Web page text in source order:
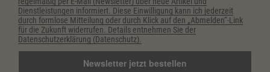
Dienstleistungen informiert. Diese Einwilligung kann ich jederzeit
durch formlose Mitteilung oder durch Klick auf den „Abmelden“-Link
für die Zukunft widerrufen. Details entnehmen Sie der
Datenschutzerklärung (Datenschutz).